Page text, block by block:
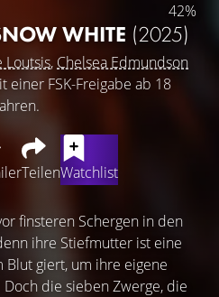
42%
WHITE (2025)
Loutsis, Chelsea Edmundson
einer FSK-Freigabe ab 18
TeilenWatchlist
finsteren Schergen in den
ihre Stiefmutter ist eine
Blut giert, um ihre eigene
die sieben Zwerge, die